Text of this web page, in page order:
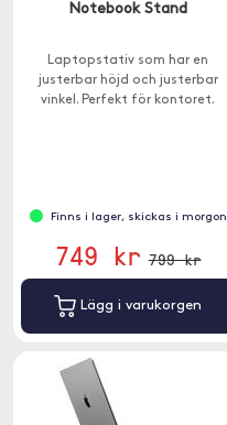
Notebook Stand
Laptopstativ som har en
justerbar höjd och justerbar
vinkel. Perfekt för kontoret.
Finns i lager, skickas i morgon
749 kr 799 kr
Lägg i varukorgen